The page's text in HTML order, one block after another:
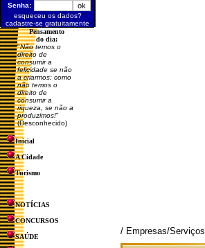
Senha:
esqueceu os dados?
cadastre-se gratuitamente
Pensamento
do dia:
"Não temos o
direito de
consumir a
felicidade se não
a criarmos: como
não temos o
direito de
consumir a
riqueza, se não a
produzimos!"
(Desconhecido)
Inicial
A Cidade
Turismo
NOTÍCIAS
CONCURSOS
SAÚDE
/ Empresas/Serviços